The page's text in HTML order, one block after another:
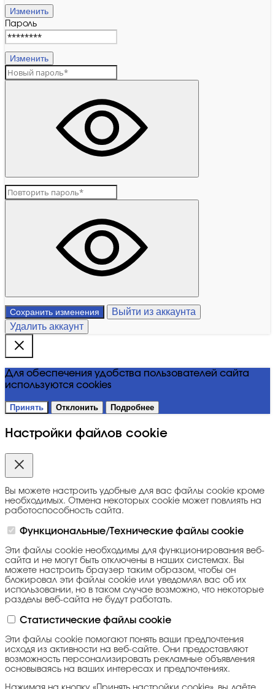
Изменить
Пароль
Изменить
Сохранить изменения
Выйти из аккаунта
Удалить аккаунт
Для обеспечения удобства пользователей сайта
используются cookies
Принять Отклонить Подробнее
Настройки файлов cookie
Вы можете настроить удобные для вас файлы cookie кроме
необходимых. Отмена некоторых cookie может повлиять на
работоспособность сайта.
Функциональные/Технические файлы cookie
Эти файлы cookie необходимы для функционирования веб-
сайта и не могут быть отключены в наших системах. Вы
можете настроить браузер таким образом, чтобы он
блокировал эти файлы cookie или уведомлял вас об их
использовании, но в таком случае возможно, что некоторые
разделы веб-сайта не будут работать.
Статистические файлы cookie
Эти файлы cookie помогают понять ваши предпочтения
исходя из активности на веб-сайте. Они предоставляют
возможность персонализировать рекламные объявления
основываясь на ваших интересах и предпочтениях.